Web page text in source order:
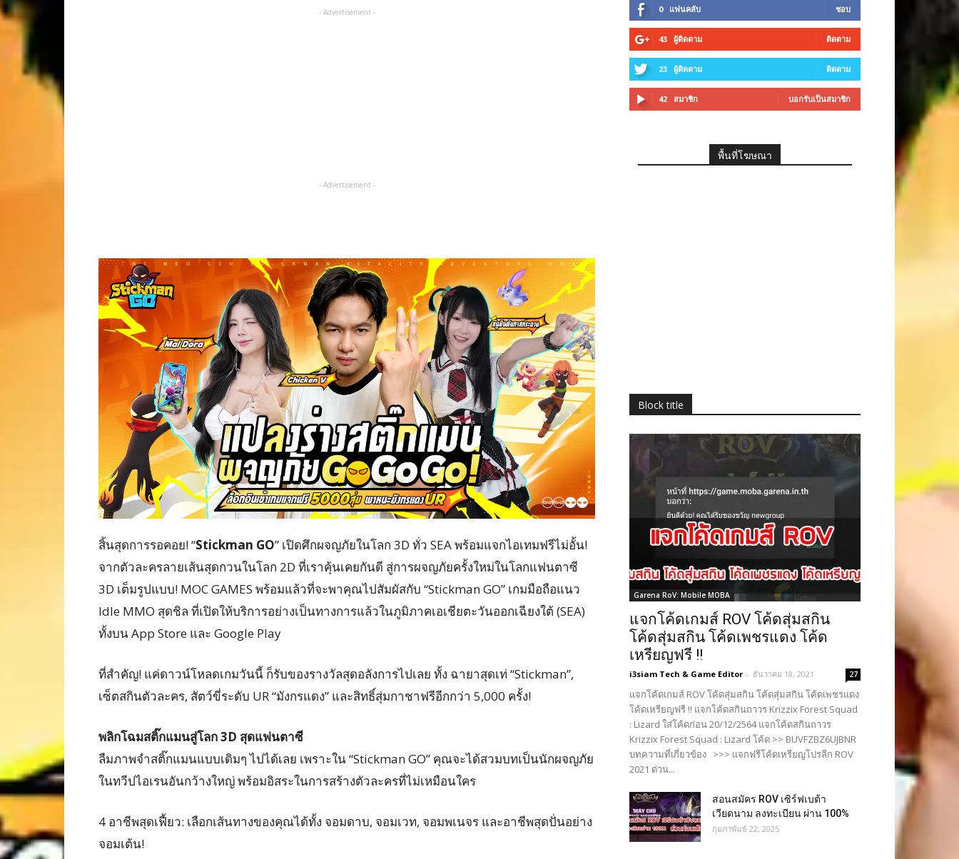
- Advertisement -
- Advertisement -
สิ้นสุดการรอคอย! “Stickman GO” เปิดศึกผจญภัยในโลก 3D ทั่ว SEA พร้อมแจกไอเทมฟรีไม่อั้น!
จากตัวละครลายเส้นสุดกวนในโลก 2D ที่เราคุ้นเคยกันดี สู่การผจญภัยครั้งใหม่ในโลกแฟนตาซี
3D เต็มรูปแบบ! MOC GAMES พร้อมแล้วที่จะพาคุณไปสัมผัสกับ “Stickman GO” เกมมือถือแนว
Idle MMO สุดชิล ที่เปิดให้บริการอย่างเป็นทางการแล้วในภูมิภาคเอเชียตะวันออกเฉียงใต้ (SEA)
ทั้งบน App Store และ Google Play
ที่สำคัญ! แค่ดาวน์โหลดเกมวันนี้ ก็รับของรางวัลสุดอลังการไปเลย ทั้ง ฉายาสุดเท่ “Stickman”,
เซ็ตสกินตัวละคร, สัตว์ขี่ระดับ UR “มังกรแดง” และสิทธิ์สุ่มกาชาฟรีอีกกว่า 5,000 ครั้ง!
พลิกโฉมสติ๊กแมนสู่โลก 3D สุดแฟนตาซี
ลืมภาพจำสติ๊กแมนแบบเดิมๆ ไปได้เลย เพราะใน “Stickman GO” คุณจะได้สวมบทเป็นนักผจญภัย
ในทวีปไอเรนอันกว้างใหญ่ พร้อมอิสระในการสร้างตัวละครที่ไม่เหมือนใคร
4 อาชีพสุดเฟี้ยว: เลือกเส้นทางของคุณได้ทั้ง จอมดาบ, จอมเวท, จอมพเนจร และอาชีพสุดปั่นอย่าง
จอมเต้น!
0 แฟนคลับ ชอบ
43 ผู้ติดตาม ติดตาม
23 ผู้ติดตาม ติดตาม
42 สมาชิก บอกรับเป็นสมาชิก
พื้นที่โฆษณา
Block title
Garena RoV: Mobile MOBA
แจกโค้ดเกมส์ ROV โค้ดสุ่มสกิน
โค้ดสุ่มสกิน โค้ดเพชรแดง โค้ด
เหรียญฟรี !!
i3siam Tech & Game Editor - ธันวาคม 18, 2021 27
แจกโค้ดเกมส์ ROV โค้ดสุ่มสกิน โค้ดสุ่มสกิน โค้ดเพชรแดง
โค้ดเหรียญฟรี !! แจกโค้ดสกินถาวร Krizzix Forest Squad
: Lizard ใส่โค้ดก่อน 20/12/2564 แจกโค้ดสกินถาวร
Krizzix Forest Squad : Lizard โค้ด >> BUVFZBZ6UJBNR
บทความที่เกี่ยวข้อง >>> แจกฟรีโค้ดเหรียญโปรลีก ROV
2021 ด่วน...
สอนสมัคร ROV เซิร์ฟเบต้า
เวียดนาม ลงทะเบียน ผ่าน 100%
กุมภาพันธ์ 22, 2025